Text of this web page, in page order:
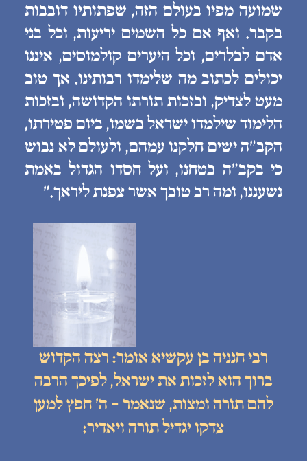
שמועה מפיו בעולם הזה, שפתותיו דובבות
בקבר. ואף אם כל השמים יריעות, וכל בני
אדם לבלרים, וכל היערים קולמוסים, איננו
יכולים לכתוב מה שלימדו רבותינו. אך טוב
מעט לצדיק, ובזכות תורתו הקדושה, ובזכות
הלימוד שילמדו ישראל בשמו, ביום פטירתו,
הקב״ה ישים חלקנו עמהם, ולעולם לא נבוש
כי בקב״ה בטחנו, ועל חסדו הגדול באמת
נשעננו, ומה רב טובך אשר צפנת ליראך.״
רבי חנניה בן עקשיא אומר: רצה הקדוש
ברוך הוא לזכות את ישראל, לפיכך הרבה
להם תורה ומצות, שנאמר - ה׳ חפץ למען
צדקו יגדיל תורה ויאדיר: